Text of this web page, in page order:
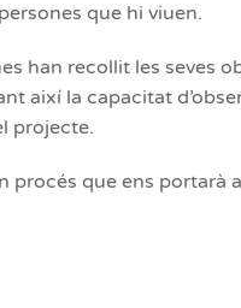
que hi viuen.
han recollit les seves
així la capacitat
projecte.
procés que ens portarà